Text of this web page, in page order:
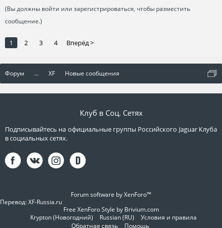
(Вы должны войти или зарегистрироваться, чтобы разместить
сообщение.)
1 2 3 4 Вперёд >
Форум ... XF Новые сообщения
Клуб в Соц. Сетях
Подписывайтесь на официальные группы Российского Jaguar Клуба
в социальных сетях.
Forum software by XenForo™
Перевод:XF-Russia.ru
Free XenForo Style by Brivium.com
Krypton (Новогодний)
Russian (RU)
Условия и правила
Обратная связь
Помощь